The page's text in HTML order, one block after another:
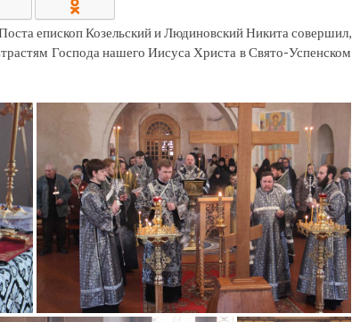
епископ Козельский и Людиновский Никита совершил,
Господа нашего Иисуса Христа в Свято-Успенском